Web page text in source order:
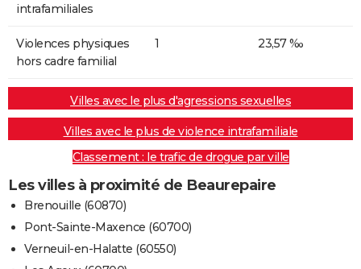
intrafamiliales
Violences physiques
hors cadre familial
1 23,57 ‰
Villes avec le plus d'agressions sexuelles
Villes avec le plus de violence intrafamiliale
Classement : le trafic de drogue par ville
Les villes à proximité de Beaurepaire
Brenouille (60870)
Pont-Sainte-Maxence (60700)
Verneuil-en-Halatte (60550)